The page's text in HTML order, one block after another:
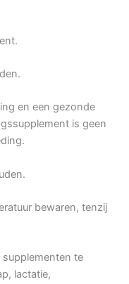
en een gezonde
is geen
bewaren, tenzij
supplementen te
lactatie,